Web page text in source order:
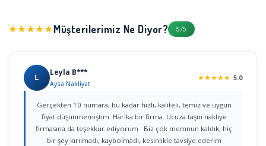
★★★★★Müşterilerimiz Ne Diyor? 5/5
L Leyla B***
Aysa Nakliyat
★★★★★ 5.0
Gerçekten 10 numara, bu kadar hızlı, kaliteli, temiz ve uygun
fiyat düşünmemiştim. Harika bir firma. Ucuza taşın nakliye
firmasına da teşekkür ediyorum . Biz çok memnun kaldık, hiç
bir şey kırılmadı, kaybolmadı, kesinlikle tavsiye ederim